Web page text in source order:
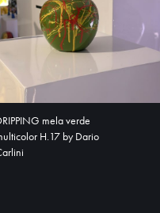
mela verde
H.17 by Dario